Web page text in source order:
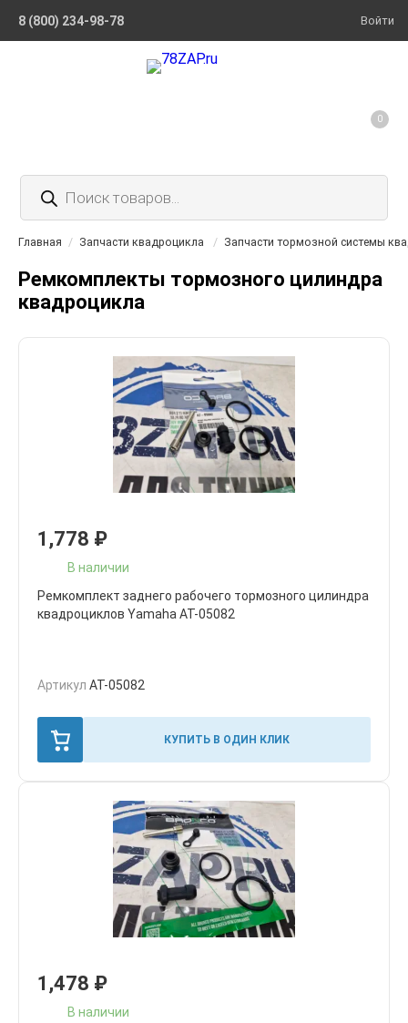
8 (800) 234-98-78 Войти
Поиск
товаров
0
Главная / Запчасти квадроцикла / Запчасти тормозной системы
Ремкомплекты тормозного цилиндра
квадроцикла
1,778 ₽
В наличии
Ремкомплект заднего рабочего тормозного цилиндра
квадроциклов Yamaha AT-05082
Артикул AT-05082
КУПИТЬ В ОДИН КЛИК
1,478 ₽
В наличии